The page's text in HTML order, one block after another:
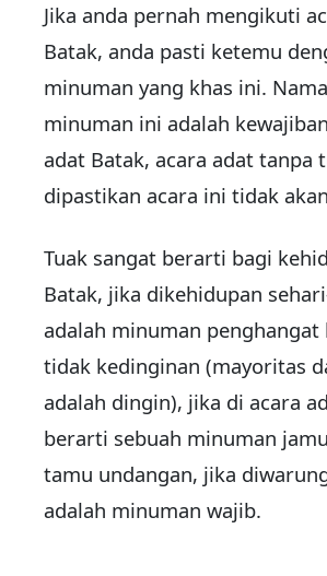
Jika anda pernah mengikuti
Batak, anda pasti ketemu
minuman yang khas ini.
minuman ini adalah
adat Batak, acara adat tanpa
dipastikan acara ini tidak
Tuak sangat berarti bagi
Batak, jika dikehidupan
adalah minuman penghangat
tidak kedinginan (mayoritas
adalah dingin), jika di acara
berarti sebuah minuman
tamu undangan, jika
adalah minuman wajib.